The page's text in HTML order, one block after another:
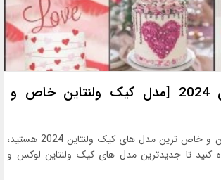
کیک ولنتاین 2024 [مدل کیک ولنتاین خاص و
اگر به دنبال جدیدترین و خاص ترین مدل های کیک ولنتاین 2024 هستید،
کنید تا جدیدترین مدل های کیک ولنتاین لوکس و